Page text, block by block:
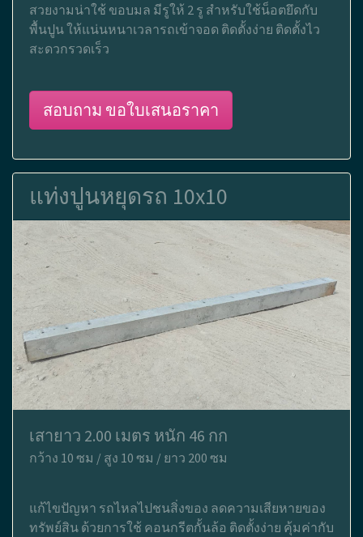
สวยงามน่าใช้ ขอบมล มีรูให้ 2 รู สำหรับใช้น็อตยึดกับ
พื้นปูน ให้แน่นหนาเวลารถเข้าจอด ติดตั้งง่าย ติดตั้งไว
สะดวกรวดเร็ว
สอบถาม ขอใบเสนอราคา
แท่งปูนหยุดรถ 10x10
เสายาว 2.00 เมตร หนัก 46 กก
กว้าง 10 ซม / สูง 10 ซม / ยาว 200 ซม
แก้ไขปัญหา รถไหลไปชนสิ่งของ ลดความเสียหายของ
ทรัพย์สิน ด้วยการใช้ คอนกรีตกั้นล้อ ติดตั้งง่าย คุ้มค่ากับ